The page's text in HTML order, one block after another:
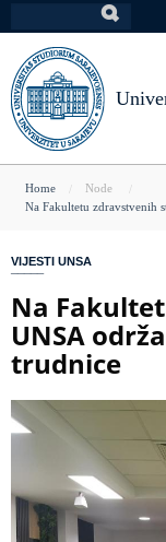
to
main
content
You
here
Home
Node
Na Fakultetu zdravstvenih
VIJESTI UNSA
Na
UNSA
trudnice